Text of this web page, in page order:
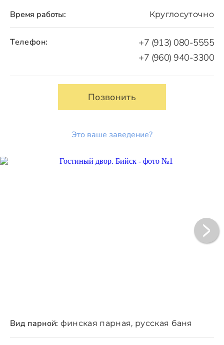
Время работы: Круглосуточно
Телефон:
+7 (913) 080-5555
+7 (960) 940-3300
Позвонить
Это ваше заведение?
Вид парной: финская парная, русская баня